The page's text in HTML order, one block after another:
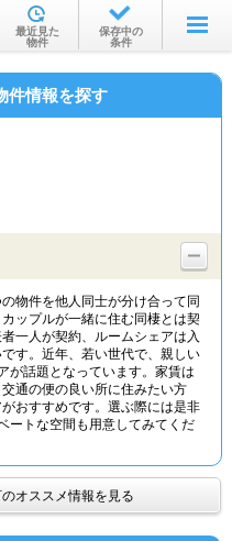
す
・駅から
特集から
最近見た
物件
保存中の
条件
件情報を探す
物件を他人同士が分け合って同
ップルが一緒に住む同棲とは契
一人が契約、ルームシェアは入
す。近年、若い世代で、親しい
が話題となっています。家賃は
通の便の良い所に住みたい方
おすすめです。選ぶ際には是非
ートな空間も用意してみてくだ
オススメ情報を見る